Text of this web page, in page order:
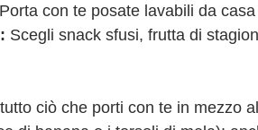
Porta con te posate lavabili da
Scegli snack sfusi, frutta di
ciò che porti con te in mezzo